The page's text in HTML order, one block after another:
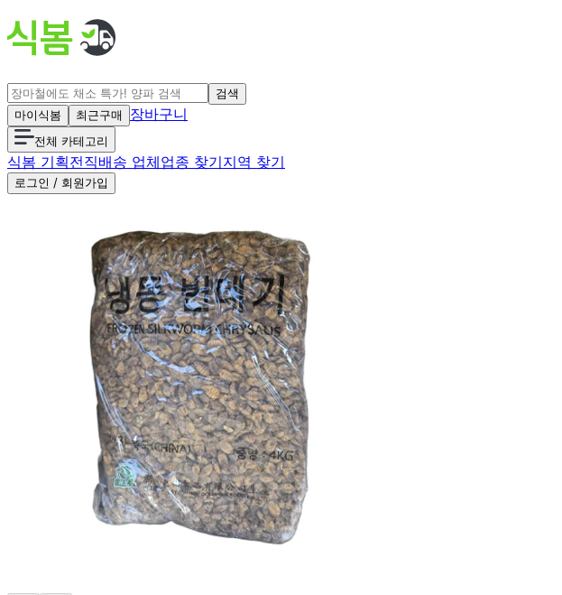
검색
마이식봄
최근구매 장바구니
전체 카테고리
식봄 기획전직배송 업체업종 찾기지역 찾기
로그인 / 회원가입